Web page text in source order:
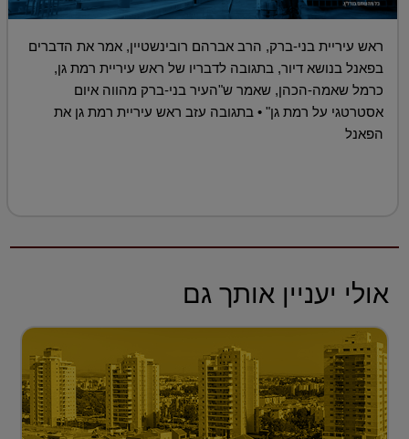
ראש עיריית בני-ברק, הרב אברהם רובינשטיין, אמר את הדברים
בפאנל בנושא דיור, בתגובה לדבריו של ראש עיריית רמת גן,
כרמל שאמה-הכהן, שאמר ש"העיר בני-ברק מהווה איום
אסטרטגי על רמת גן" • בתגובה עזב ראש עיריית רמת גן את
הפאנל
אולי יעניין אותך גם